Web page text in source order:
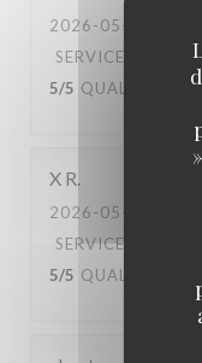
2026-05-03
SERVICE
5/5 QUALITÉ /
X R
2026-05-02
-
SERVICE
5/5 QUALITÉ /